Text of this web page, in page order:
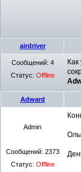
airdriver
Сообщений: 4
Статус: Offline
Adward
Admin
Сообщений: 2373
Статус: Offline